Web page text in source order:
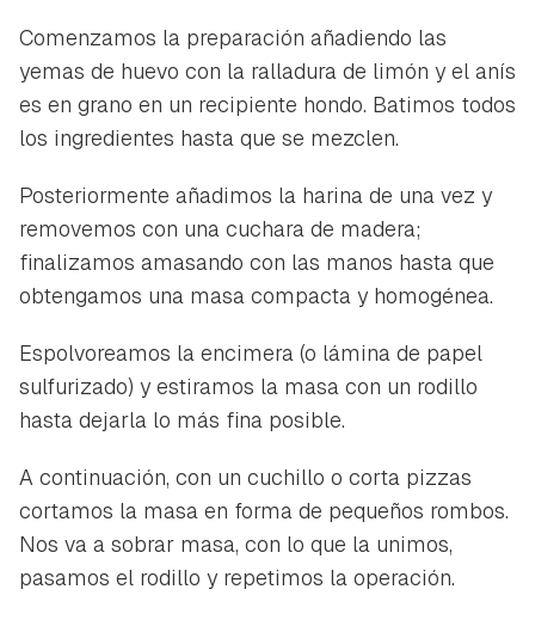
Comenzamos la preparación añadiendo las
yemas de huevo con la ralladura de limón y el anís
es en grano en un recipiente hondo. Batimos todos
los ingredientes hasta que se mezclen.
Posteriormente añadimos la harina de una vez y
removemos con una cuchara de madera;
finalizamos amasando con las manos hasta que
obtengamos una masa compacta y homogénea.
Espolvoreamos la encimera (o lámina de papel
sulfurizado) y estiramos la masa con un rodillo
hasta dejarla lo más fina posible.
A continuación, con un cuchillo o corta pizzas
cortamos la masa en forma de pequeños rombos.
Nos va a sobrar masa, con lo que la unimos,
pasamos el rodillo y repetimos la operación.